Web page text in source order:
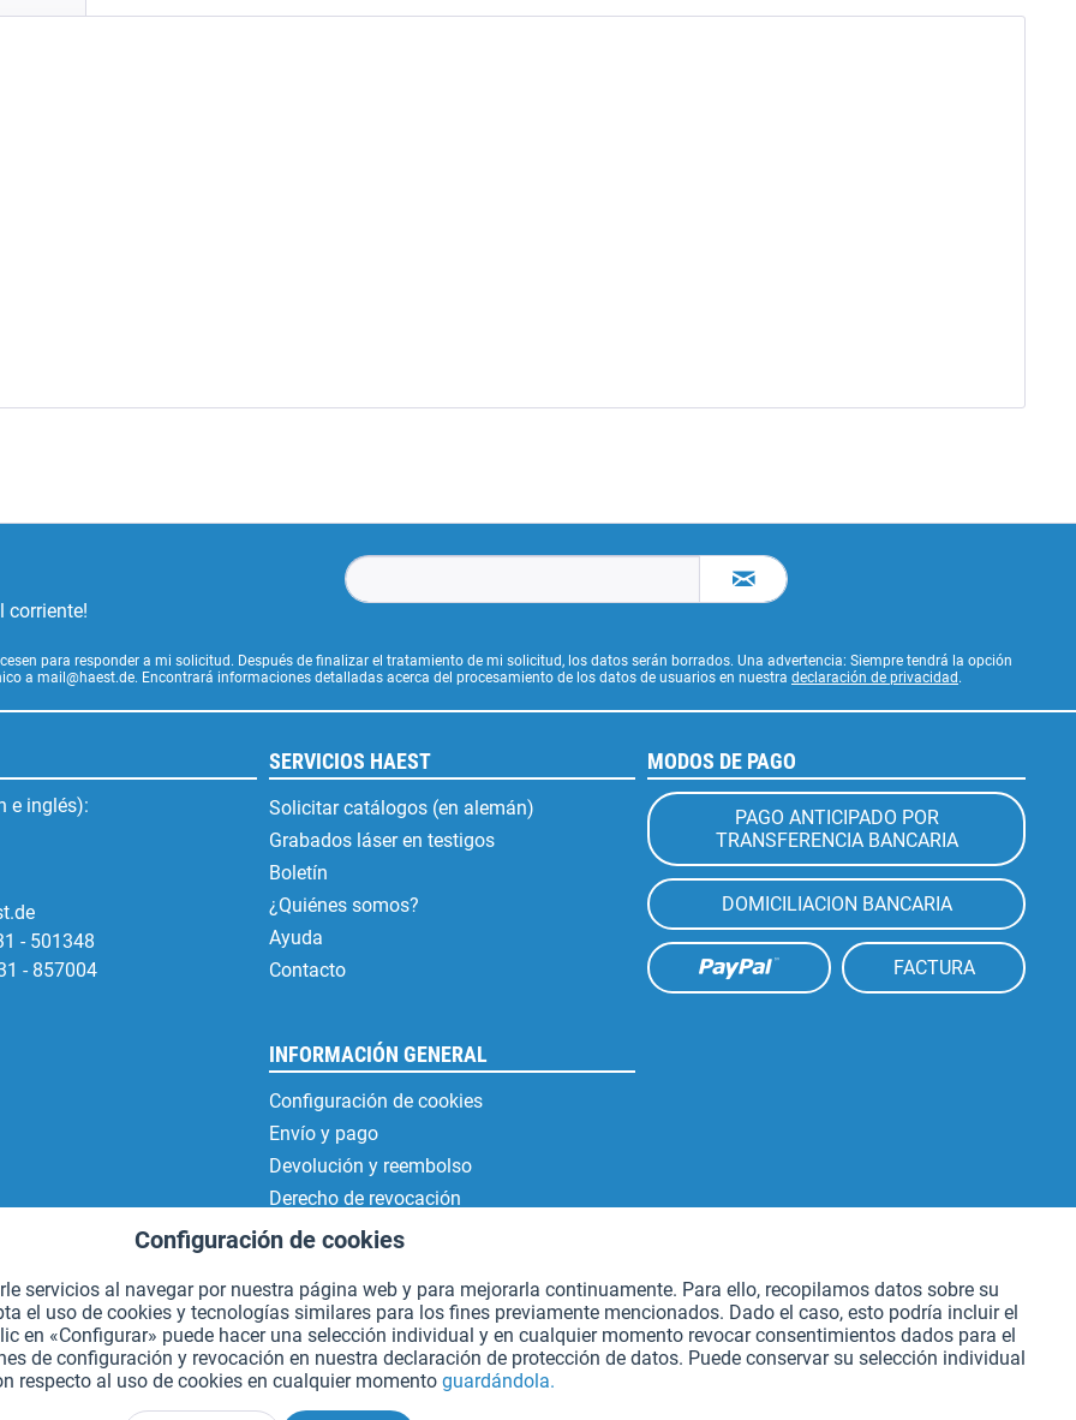
corriente!
para responder a mi solicitud. Después de finalizar el tratamiento de mi solicitud, los datos serán borrados. Una advertencia: Siempre tendrá la opción
a mail@haest.de. Encontrará informaciones detalladas acerca del procesamiento de los datos de usuarios en nuestra declaración de privacidad .
e inglés):
- 501348
- 857004
SERVICIOS HAEST
Solicitar catálogos (en alemán)
Grabados láser en testigos
Boletín
¿Quiénes somos?
Ayuda
Contacto
INFORMACIÓN GENERAL
Configuración de cookies
Envío y pago
Devolución y reembolso
Derecho de revocación
Protección de datos
Aviso legal
MODOS DE PAGO
PAGO ANTICIPADO POR
TRANSFERENCIA BANCARIA
DOMICILIACION BANCARIA
FACTURA
*Todos los precios incluyen IVA. Se añaden los gastos de envío.
Aktiv
Configuración de cookies
servicios al navegar por nuestra página web y para mejorarla continuamente. Para ello, recopilamos datos sobre su
el uso de cookies y tecnologías similares para los fines previamente mencionados. Dado el caso, esto podría incluir el
en «Configurar» puede hacer una selección individual y en cualquier momento revocar consentimientos dados para el
de configuración y revocación en nuestra declaración de protección de datos. Puede conservar su selección individual
respecto al uso de cookies en cualquier momento guardándola.